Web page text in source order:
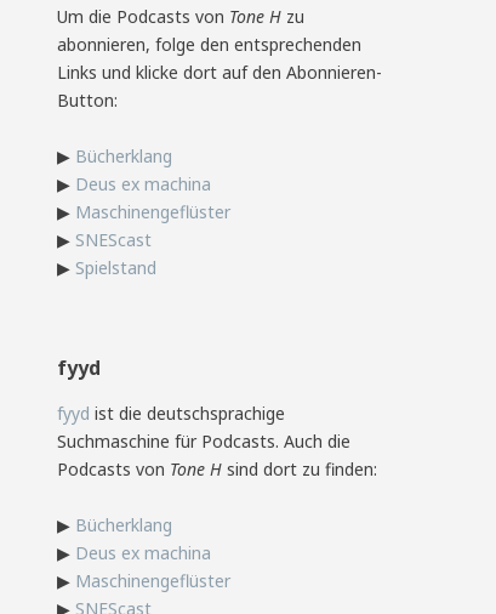
Um die Podcasts von Tone H zu
abonnieren, folge den entsprechenden
Links und klicke dort auf den Abonnieren-
Button:
▶ Bücherklang
▶ Deus ex machina
▶ Maschinengeflüster
▶ SNEScast
▶ Spielstand
fyyd
fyyd ist die deutschsprachige
Suchmaschine für Podcasts. Auch die
Podcasts von Tone H sind dort zu finden:
▶ Bücherklang
▶ Deus ex machina
▶ Maschinengeflüster
▶ SNEScast